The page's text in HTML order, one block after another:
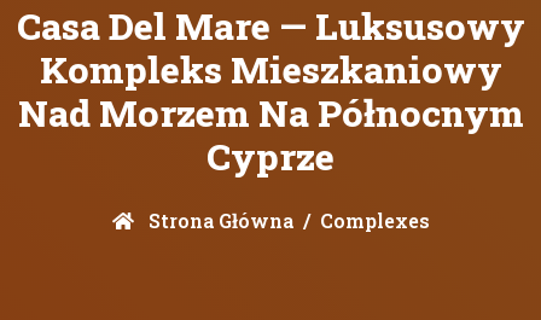
Casa Del Mare — Luksusowy
Kompleks Mieszkaniowy
Nad Morzem Na Północnym
Cyprze
Strona Główna Complexes